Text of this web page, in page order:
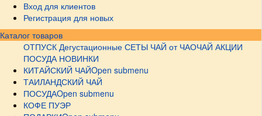
Вход для клиентов
Регистрация для новых
Каталог товаров
ОТПУСК Дегустационные СЕТЫ ЧАЙ от ЧАОЧАЙ АКЦИИ
ПОСУДА НОВИНКИ
КИТАЙСКИЙ ЧАЙOpen submenu
ТАИЛАНДСКИЙ ЧАЙ
ПОСУДАOpen submenu
КОФЕ ПУЭР